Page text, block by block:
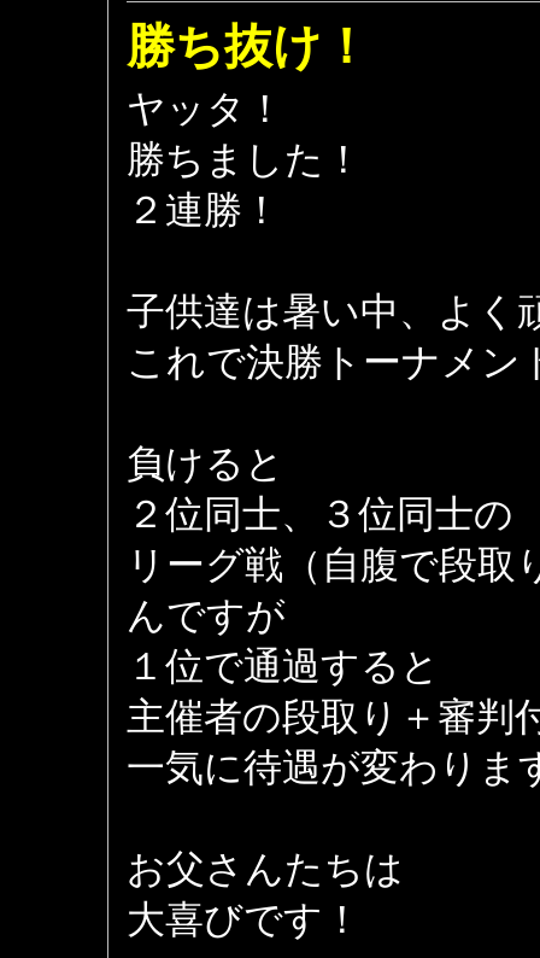
勝ち抜け！
ヤッタ！
勝ちました！
２連勝！
子供達は暑い中、よく
これで決勝トーナメン
負けると
２位同士、３位同士の
リーグ戦（自腹で段取
んですが
１位で通過すると
主催者の段取り＋審判
一気に待遇が変わりま
お父さんたちは
大喜びです！